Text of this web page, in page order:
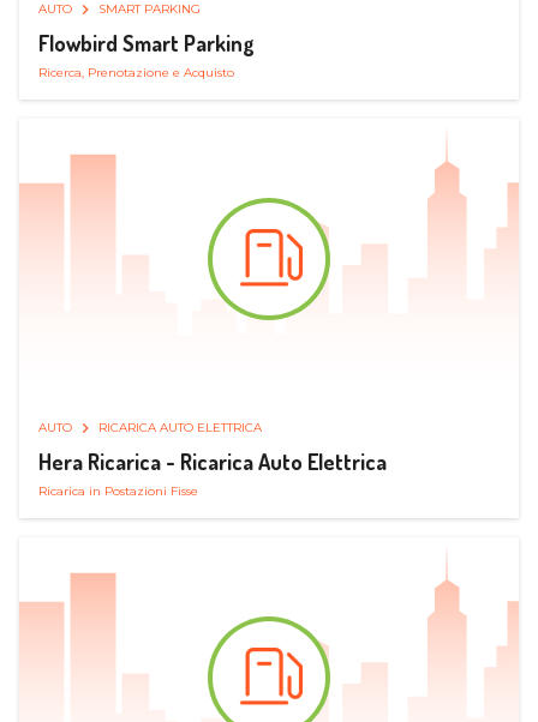
AUTO SMART PARKING
Flowbird Smart Parking
Ricerca, Prenotazione e Acquisto
AUTO RICARICA AUTO ELETTRICA
Hera Ricarica - Ricarica Auto Elettrica
Ricarica in Postazioni Fisse